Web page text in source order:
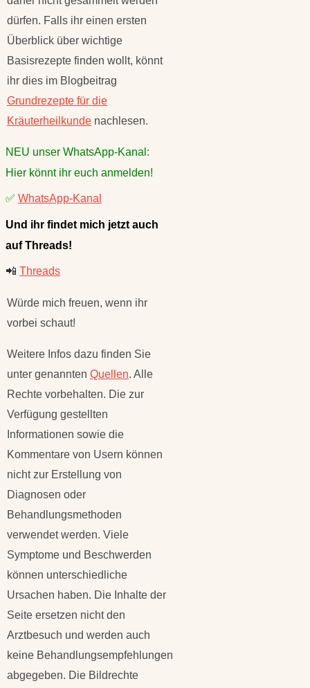
dürfen. Falls ihr einen ersten
Überblick über wichtige
Basisrezepte finden wollt, könnt
ihr dies im Blogbeitrag
Grundrezepte für die
Kräuterheilkunde nachlesen.
NEU unser WhatsApp-Kanal:
Hier könnt ihr euch anmelden!
✅ WhatsApp-Kanal
Und ihr findet mich jetzt auch
auf Threads!
📲 Threads
Würde mich freuen, wenn ihr
vorbei schaut!
Weitere Infos dazu finden Sie
unter genannten Quellen. Alle
Rechte vorbehalten. Die zur
Verfügung gestellten
Informationen sowie die
Kommentare von Usern können
nicht zur Erstellung von
Diagnosen oder
Behandlungsmethoden
verwendet werden. Viele
Symptome und Beschwerden
können unterschiedliche
Ursachen haben. Die Inhalte der
Seite ersetzen nicht den
Arztbesuch und werden auch
keine Behandlungsempfehlungen
abgegeben. Die Bildrechte